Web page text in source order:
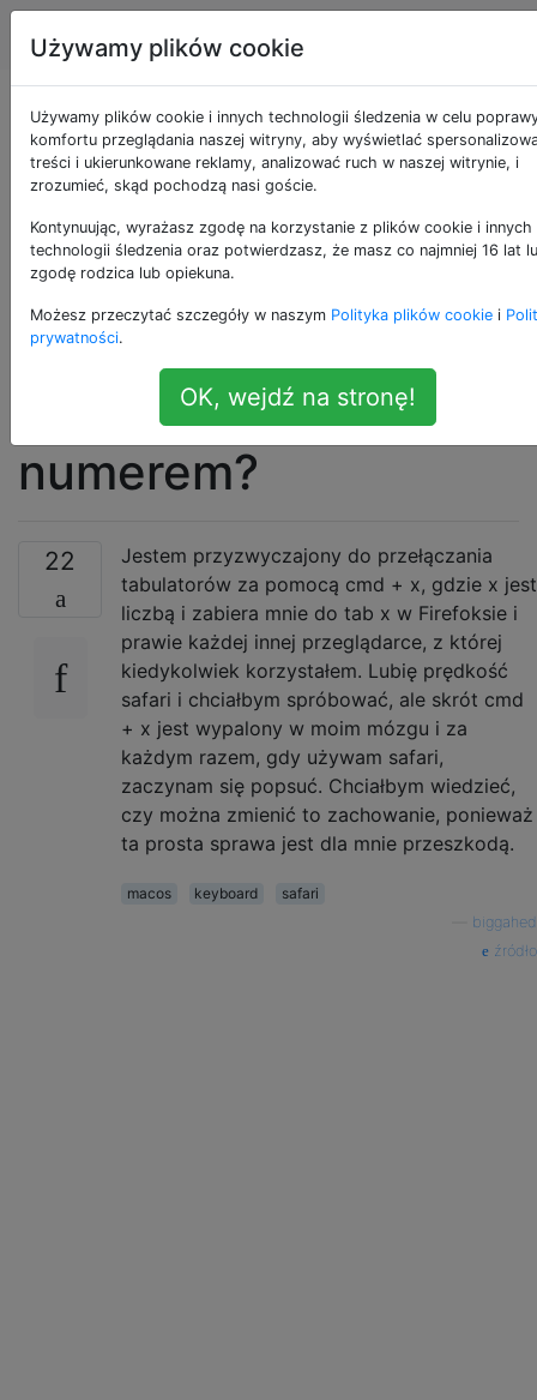
Apple Tagi
Jak mogę utworzyć
zakładkę Safari cmd
+ klawisz skrótu do
numeru zamiast
otwierać zakładkę
związaną z tym
numerem?
22
Jestem przyzwyczajony do przełączania
tabulatorów za pomocą cmd + x, gdzie x jest
liczbą i zabiera mnie do tab x w Firefoksie i
prawie każdej innej przeglądarce, z której
kiedykolwiek korzystałem. Lubię prędkość
safari i chciałbym spróbować, ale skrót cmd
+ x jest wypalony w moim mózgu i za
każdym razem, gdy używam safari,
zaczynam się popsuć. Chciałbym wiedzieć,
czy można zmienić to zachowanie, ponieważ
ta prosta sprawa jest dla mnie przeszkodą.
macos keyboard
safari
biggahed
źródło
Używamy plików cookie
Używamy plików cookie i innych technologii śledzenia w celu
komfortu przeglądania naszej witryny, aby wyświetlać
treści i ukierunkowane reklamy, analizować ruch w naszej witrynie, i
zrozumieć, skąd pochodzą nasi goście.
Kontynuując, wyrażasz zgodę na korzystanie z plików cookie i innych
technologii śledzenia oraz potwierdzasz, że masz co najmniej 16 lat
zgodę rodzica lub opiekuna.
Możesz przeczytać szczegóły w naszym Polityka plików cookie i
prywatności.
OK, wejdź na stronę!